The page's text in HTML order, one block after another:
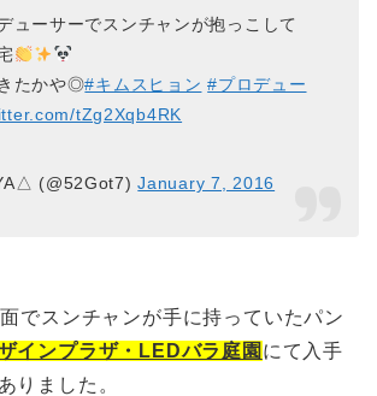
ューサーでスンチャンが抱っこして
たかや◎#キムスヒョン #プロデュー
tZg2Xqb4RK
(@52Got7)January 7, 2016
でスンチャンが手に持っていたパン
インプラザ・LEDバラ庭園 にて入手
りました。